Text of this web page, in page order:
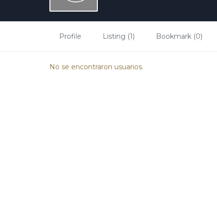
Profile Listing (1) Bookmark (0)
No se encontraron usuarios.